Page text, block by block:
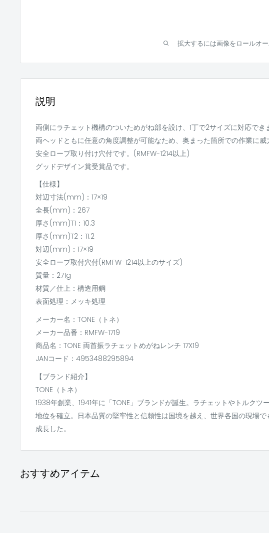
拡大するには画像をロールオ
説明
両側にラチェット機構のついためがね部を設け、1丁で2サイズに対応でき
両ヘッドともに任意の角度調整が可能なため、奥まった箇所での作業に威
安全ロープ取り付け穴付です。(RMFW-1214以上)
グッドデザイン賞受賞品です。
【仕様】
対辺寸法(mm)：17×19
全長(mm)：267
厚さ(mm)T1：10.3
厚さ(mm)T2：11.2
対辺(mm)：17×19
安全ロープ取付穴付(RMFW-1214以上のサイズ)
質量：271g
材質／仕上：構造用鋼
表面処理：メッキ処理
メーカー名：TONE（トネ）
メーカー品番：RMFW-1719
商品名：TONE 両首振ラチェットめがねレンチ 17X19
JANコード：4953488295894
【ブランド紹介】
TONE（トネ）
1938年創業、1941年に「TONE」ブランドが誕生。ラチェットやトルクツ
地位を確立。日本品質の堅牢性と信頼性は国境を越え、世界各国の現場で
成長した。
おすすめアイテム